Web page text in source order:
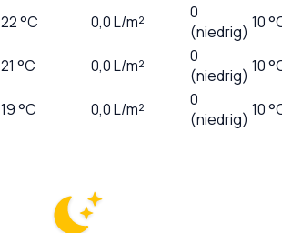
22°C 0,0L/m²
0
(niedrig) 10
21 °C 0,0L/m²
0
(niedrig) 10
19°C 0,0L/m²
0
(niedrig) 10